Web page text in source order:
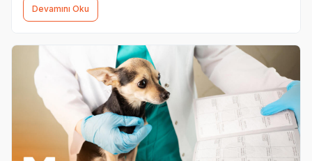
Devamını Oku